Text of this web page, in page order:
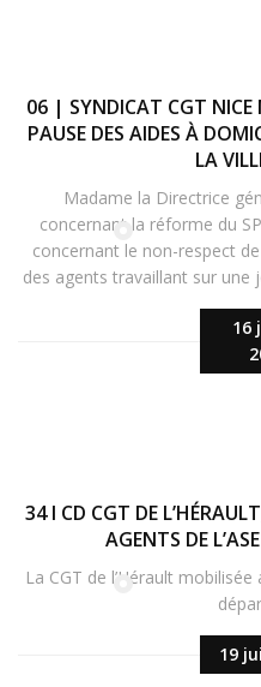
16
06 | SYNDICAT CGT NICE
PAUSE DES AIDES À
LA
Madame la Directrice
concernant la réforme du
concernant le non-respect
des agents travaillant sur une
19
34 I CD CGT DE
AGENTS DE
La CGT de l’Hérault